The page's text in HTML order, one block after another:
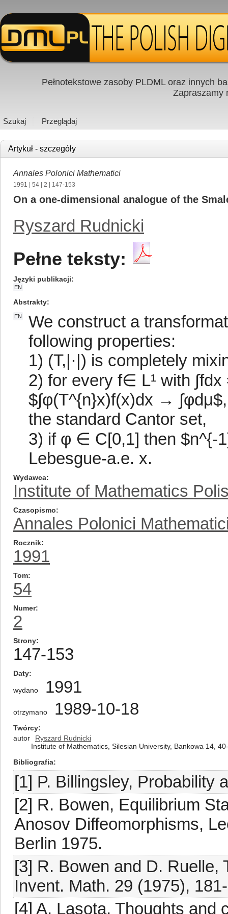
Pełnotekstowe zasoby PLDML oraz innych
Zapraszamy
Szukaj Przeglądaj
Artykuł - szczegóły
Annales Polonici Mathematici
1991 54 2 | 147-153
On a one-dimensional analogue of the
Ryszard Rudnicki
Pełne teksty:
Języki publikacji
EN
Abstrakty
EN
We construct a
following properties:
1) (T,|·|) is completely
2) for every f∈ L¹ with
$∫φ(T^{n}x)f(x)dx →
the standard Cantor set,
3) if φ ∈ C[0,1] then $n^{-
Lebesgue-a.e. x.
Wydawca
Institute of Mathematics
Czasopismo
Annales Polonici
Rocznik
1991
Tom
54
Numer
2
Strony
147-153
Daty
wydano 1991
otrzymano 1989-10-18
Twórcy
autor
Ryszard Rudnicki
Institute of Mathematics, Silesian University, Bankowa 14,
Bibliografia
[1] P. Billingsley, Probability
[2] R. Bowen, Equilibrium
Anosov Diffeomorphisms,
Berlin 1975.
[3] R. Bowen and D. Ruelle,
Invent. Math. 29 (1975),
[4] A. Lasota, Thoughts and